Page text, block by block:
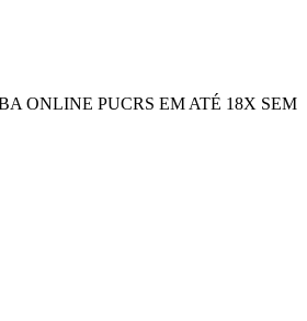
ONLINE PUCRS EM ATÉ 18X SEM